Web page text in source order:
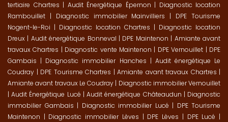
tertiaire Chartres | Audit Énergétique Épernon | Diagnostic location
Rambouillet | Diagnostic immobilier Mainvilliers | DPE Tourisme
Nogent-le-Roi | Diagnostic location Chartres | Diagnostic location
Dreux | Audit énergétique Bonneval | DPE Maintenon | Amiante avant
travaux Chartres | Diagnostic vente Maintenon | DPE Vernouillet | DPE
Gambais | Diagnostic immobilier Hanches | Audit énergétique Le
Coudray | DPE Tourisme Chartres | Amiante avant travaux Chartres |
Amiante avant travaux Le Coudray | Diagnostic immobilier Vernouillet
|Audit Énergétique Lucé |Audit énergétique Châteaudun | Diagnostic
immobilier Gambais | Diagnostic immobilier Lucé | DPE Tourisme
Maintenon | Diagnostic immobilier Lèves | DPE Lèves | DPE Lucé |